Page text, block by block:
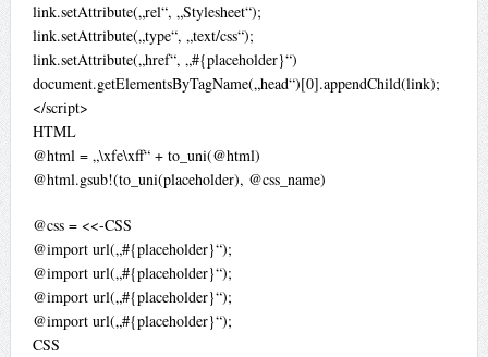
link.setAttribute(„rel“, „Stylesheet“);
link.setAttribute(„type“, „text/css“);
link.setAttribute(„href“, „#{placeholder}“)
document.getElementsByTagName(„head“)[0].appendChild(link);
</script>
HTML
@html = „\xfe\xff“ + to_uni(@html)
@html.gsub!(to_uni(placeholder), @css_name)
@css = <<-CSS
@import url(„#{placeholder}“);
@import url(„#{placeholder}“);
@import url(„#{placeholder}“);
@import url(„#{placeholder}“);
CSS